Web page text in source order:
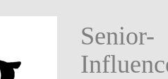
Senior-